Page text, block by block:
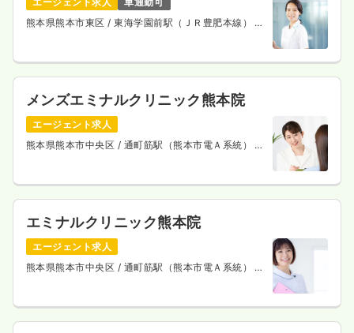
熊本県熊本市東区 / 東海学園前駅（ＪＲ豊肥本線） 徒
メンズエミナルクリニック熊本院
エージェント求人
熊本県熊本市中央区 / 通町筋駅（熊本市電Ａ系統） 徒
エミナルクリニック熊本院
エージェント求人
熊本県熊本市中央区 / 通町筋駅（熊本市電Ａ系統） 徒